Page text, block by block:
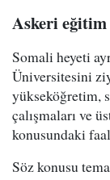
Askeri eğitim
Somali heyeti
Üniversitesini
yükseköğretim,
çalışmaları ve
konusundaki
Söz konusu